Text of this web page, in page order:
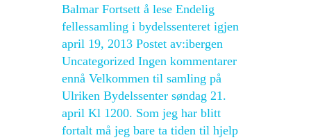
Balmar Fortsett å lese Endelig
fellessamling i bydelssenteret igjen
april 19, 2013 Postet av:ibergen
Uncategorized Ingen kommentarer
ennå Velkommen til samling på
Ulriken Bydelssenter søndag 21.
april Kl 1200. Som jeg har blitt
fortalt må jeg bare ta tiden til hjelp